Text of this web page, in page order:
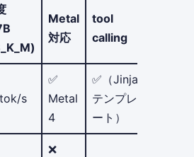
Metal
対応
tool
calling
s
✅
Metal
4
✅（Jinja
テンプレ
ート）
❌